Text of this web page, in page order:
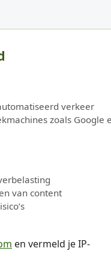
verkeer
zoals Google
van content
en vermeld je IP-